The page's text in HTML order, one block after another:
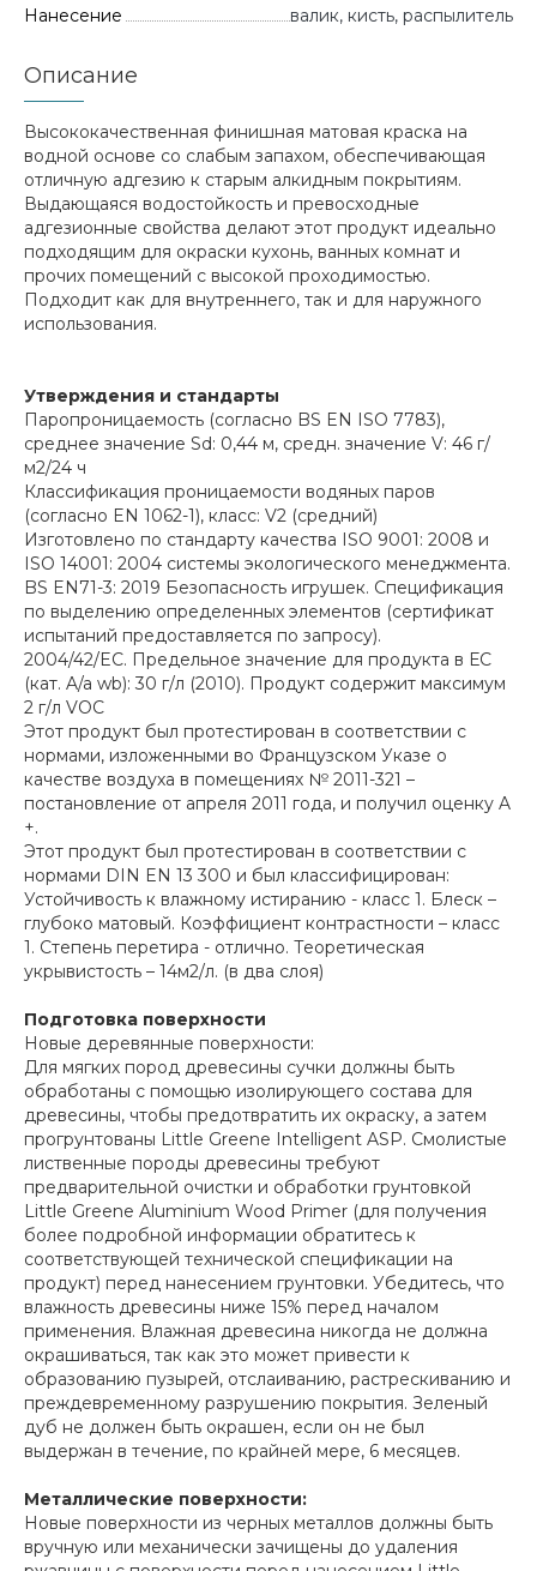
Нанесение
валик, кисть, распылитель
Описание
Высококачественная финишная матовая краска на
водной основе со слабым запахом, обеспечивающая
отличную адгезию к старым алкидным покрытиям.
Выдающаяся водостойкость и превосходные
адгезионные свойства делают этот продукт идеально
подходящим для окраски кухонь, ванных комнат и
прочих помещений с высокой проходимостью.
Подходит как для внутреннего, так и для наружного
использования.
Утверждения и стандарты
Паропроницаемость (согласно BS EN ISO 7783),
среднее значение Sd: 0,44 м, средн. значение V: 46 г/
м2/24 ч
Классификация проницаемости водяных паров
(согласно EN 1062-1), класс: V2 (средний)
Изготовлено по стандарту качества ISO 9001: 2008 и
ISO 14001: 2004 системы экологического менеджмента.
BS EN71-3: 2019 Безопасность игрушек. Спецификация
по выделению определенных элементов (сертификат
испытаний предоставляется по запросу).
2004/42/EC. Предельное значение для продукта в ЕС
(кат. A/a wb): 30 г/л (2010). Продукт содержит максимум
2 г/л VOC
Этот продукт был протестирован в соответствии с
нормами, изложенными во Французском Указе о
качестве воздуха в помещениях № 2011-321 –
постановление от апреля 2011 года, и получил оценку A
+.
Этот продукт был протестирован в соответствии с
нормами DIN EN 13 300 и был классифицирован:
Устойчивость к влажному истиранию - класс 1. Блеск –
глубоко матовый. Коэффициент контрастности – класс
1. Степень перетира - отлично. Теоретическая
укрывистость – 14м2/л. (в два слоя)
Подготовка поверхности
Новые деревянные поверхности:
Для мягких пород древесины сучки должны быть
обработаны с помощью изолирующего состава для
древесины, чтобы предотвратить их окраску, а затем
прогрунтованы Little Greene Intelligent ASP. Смолистые
лиственные породы древесины требуют
предварительной очистки и обработки грунтовкой
Little Greene Aluminium Wood Primer (для получения
более подробной информации обратитесь к
соответствующей технической спецификации на
продукт) перед нанесением грунтовки. Убедитесь, что
влажность древесины ниже 15% перед началом
применения. Влажная древесина никогда не должна
окрашиваться, так как это может привести к
образованию пузырей, отслаиванию, растрескиванию и
преждевременному разрушению покрытия. Зеленый
дуб не должен быть окрашен, если он не был
выдержан в течение, по крайней мере, 6 месяцев.
Металлические поверхности:
Новые поверхности из черных металлов должны быть
вручную или механически зачищены до удаления